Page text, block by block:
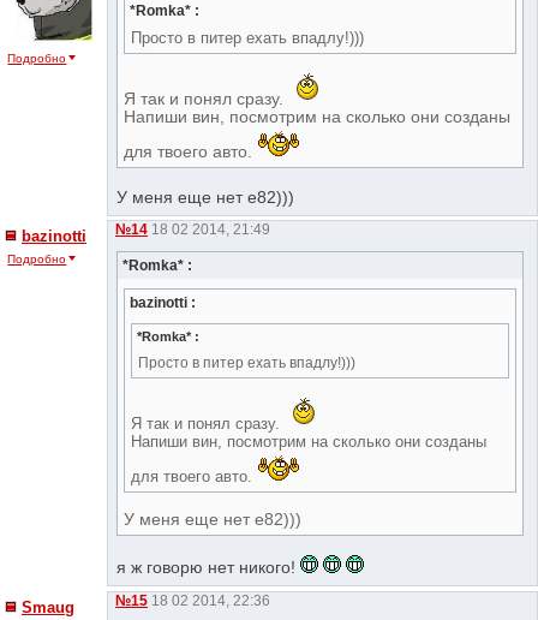
Подробно
*Romka* :
Просто в питер ехать впадлу!)))
Я так и понял сразу.
Напиши вин, посмотрим на сколько они созданы
для твоего авто.
У меня еще нет е82)))
bazinotti
Подробно
№14 18 02 2014, 21:49
*Romka* :
bazinotti :
*Romka* :
Просто в питер ехать впадлу!)))
Я так и понял сразу.
Напиши вин, посмотрим на сколько они созданы
для твоего авто.
У меня еще нет е82)))
я ж говорю нет никого!
Smaug №15 18 02 2014, 22:36